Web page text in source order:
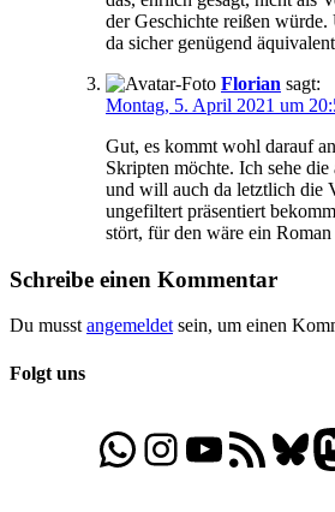
der Geschichte reißen
da sicher genügend
Florian sagt:
Montag, 5. April 2021 um
Gut, es kommt wohl darauf
Skripten möchte. Ich sehe
und will auch da letztlich die
ungefiltert präsentiert
stört, für den wäre ein Roman
Schreibe einen Kommentar
Du musstangemeldetsein, um einen
Folgt uns
WhatsApp
Folgt uns auf Instagram
Besucht unseren YouTube-Kanal
RSS-Feed